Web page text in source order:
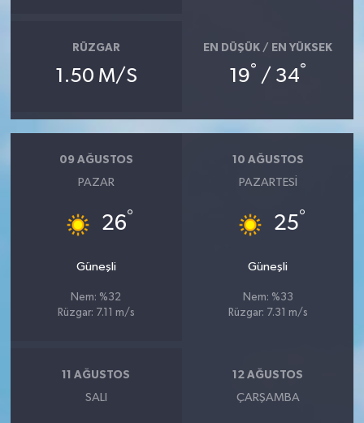
RÜZGAR
1.50 M/S
EN DÜŞÜK / EN YÜKSEK
19° / 34°
09 AĞUSTOS
PAZAR
26°
Güneşli
Nem: %32
Rüzgar: 7.11 m/s
10 AĞUSTOS
PAZARTESI
25°
Güneşli
Nem: %33
Rüzgar: 7.31 m/s
11 AĞUSTOS
SALI
12 AĞUSTOS
ÇARŞAMBA
Kilimli
Kültür - Sanat
MAGAZİN
Politika
Sağlık
Spor